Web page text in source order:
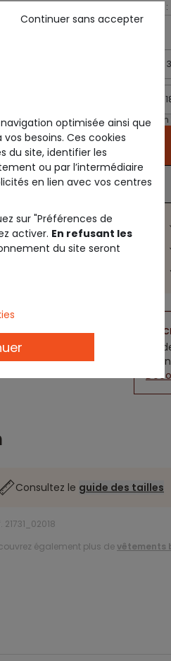
Coloris :
5%
Consultez le guide des tailles
21731_02018
également plus devêtements
optimisée ainsi que
besoins. Ces cookies
du site, identifier les
ou par l’intermédiaire
en lien avec vos centres
sur "Préférences de
activer. En refusant les
du site seront
Continuer sans accepter